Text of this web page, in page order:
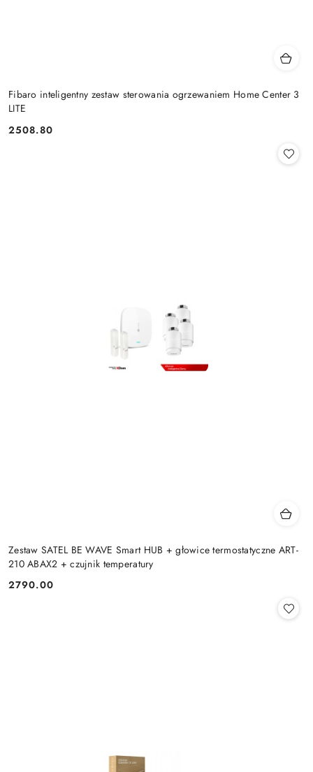
Fibaro inteligentny zestaw sterowania ogrzewaniem Home Center 3
LITE
Cena:
2508.80
Zestaw SATEL BE WAVE Smart HUB + głowice termostatyczne ART-
210 ABAX2 + czujnik temperatury
Cena:
2790.00